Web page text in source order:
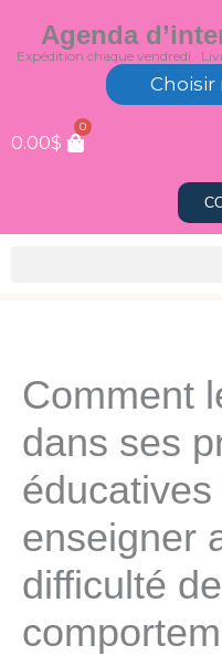
au
Agenda
Expédition chaque vendredi ·
0.00$
0
Comment
dans ses
enseigner
difficulté de